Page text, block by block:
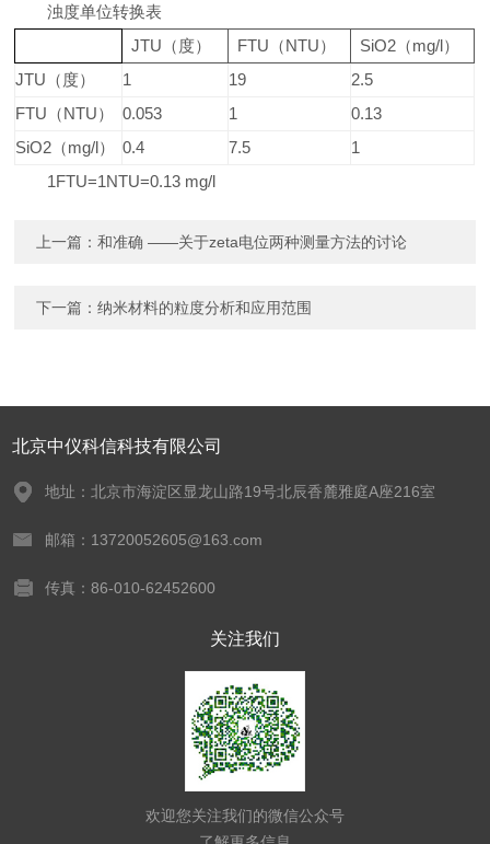
浊度单位转换表
JTU （度） FTU （NTU） SiO2（mg/l）
JTU （度） 1 19
2.5
FTU（NTU）
0.053 1
0.13
SiO2（mg/l）
0.4 7.5
1
1FTU=1NTU=0.13 mg/l
上一篇：和准确 ――关于zeta电位两种测量方法的讨论
下一篇：纳米材料的粒度分析和应用范围
北京中仪科信科技有限公司
地址：北京市海淀区显龙山路19号北辰香麓雅庭A座216室
邮箱：13720052605@163.com
传真：86-010-62452600
关注我们
欢迎您关注我们的微信公众号